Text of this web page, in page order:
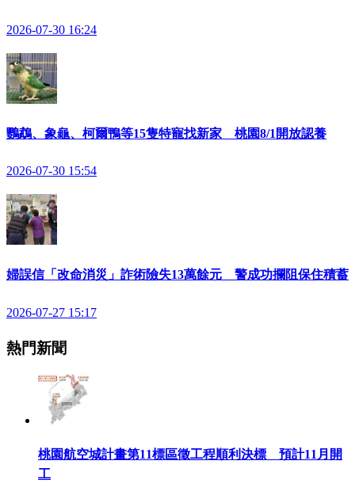
2026-07-30 16:24
鸚鵡、象龜、柯爾鴨等15隻特寵找新家 桃園8/1開放認養
2026-07-30 15:54
婦誤信「改命消災」詐術險失13萬餘元 警成功攔阻保住積蓄
2026-07-27 15:17
熱門新聞
桃園航空城計畫第11標區徵工程順利決標 預計11月開
工